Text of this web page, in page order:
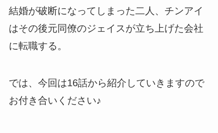
結婚が破断になってしまった二人、チンアイ
はその後元同僚のジェイスが立ち上げた会社
に転職する。
では、今回は16話から紹介していきますので
お付き合いください♪